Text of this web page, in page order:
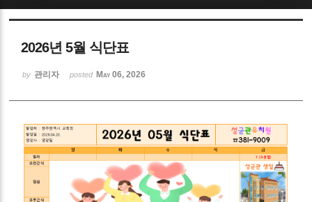
2026년 5월 식단표
by 관리자 posted May 06, 2026
Sketchbook5, 스케치북5
Sketchbook5, 스케치북5